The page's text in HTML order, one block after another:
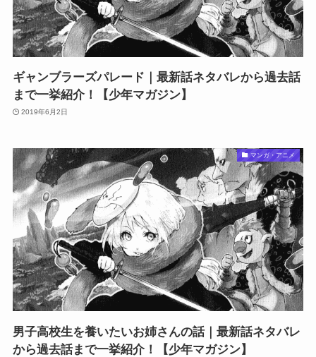
ギャンブラーズパレード｜最新話ネタバレから過去話
まで一挙紹介！【少年マガジン】
2019年6月2日
マンガ・アニメ
男子高校生を養いたいお姉さんの話｜最新話ネタバレ
から過去話まで一挙紹介！【少年マガジン】